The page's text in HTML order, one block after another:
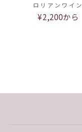
ロリアンワイン
¥2,200から